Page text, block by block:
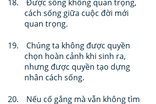
cách sống giữa cuộc đời mới
quan trọng.
chọn hoàn cảnh khi sinh ra,
nhưng được quyền tạo dựng
nhân cách sống.